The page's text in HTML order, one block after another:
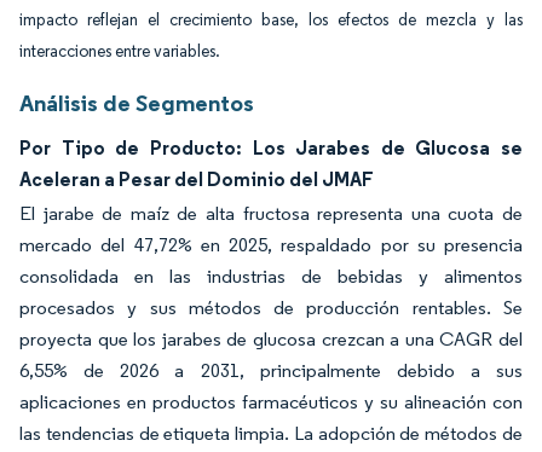
impacto reflejan el crecimiento base, los efectos de mezcla y las
interacciones entre variables.
Análisis de Segmentos
Por Tipo de Producto: Los Jarabes de Glucosa se
Aceleran a Pesar del Dominio del JMAF
El jarabe de maíz de alta fructosa representa una cuota de
mercado del 47,72% en 2025, respaldado por su presencia
consolidada en las industrias de bebidas y alimentos
procesados y sus métodos de producción rentables. Se
proyecta que los jarabes de glucosa crezcan a una CAGR del
6,55% de 2026 a 2031, principalmente debido a sus
aplicaciones en productos farmacéuticos y su alineación con
las tendencias de etiqueta limpia. La adopción de métodos de